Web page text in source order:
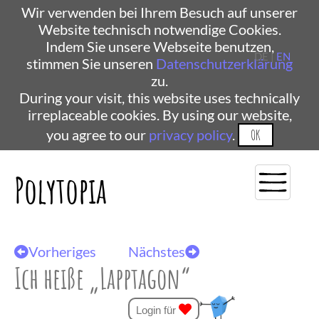
Wir verwenden bei Ihrem Besuch auf unserer
Website technisch notwendige Cookies.
Indem Sie unsere Webseite benutzen,
stimmen Sie unseren Datenschutzerklärung
zu.
During your visit, this website uses technically
irreplaceable cookies. By using our website,
you agree to our privacy policy. OK
Polytopia
DE | EN
Vorheriges Nächstes
Ich heiße „Lapptagon“
Login für